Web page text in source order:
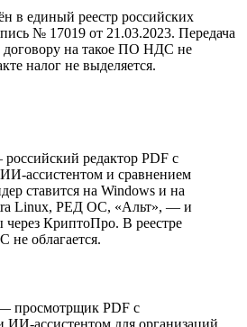
в единый реестр российских
№ 17019 от 21.03.2023. Передача
на такое ПО НДС не
налог не выделяется.
редактор PDF с
ассистентом и сравнением
ставится на Windows и на
Linux, РЕД ОС, «Альт», — и
КриптоПро. В реестре
не облагается.
просмотрщик PDF с